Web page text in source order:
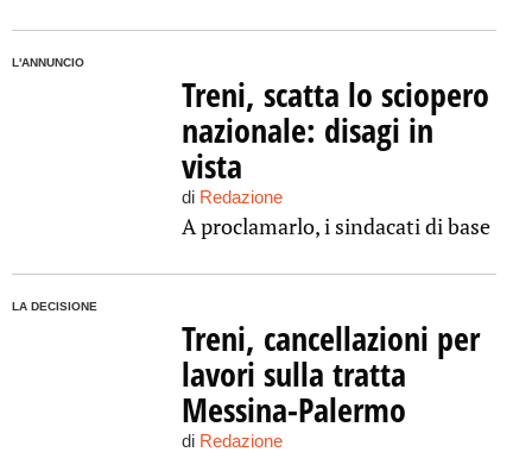
L'ANNUNCIO
Treni, scatta lo sciopero
nazionale: disagi in
vista
di Redazione
A proclamarlo, i sindacati di base
LA DECISIONE
Treni, cancellazioni per
lavori sulla tratta
Messina-Palermo
di Redazione